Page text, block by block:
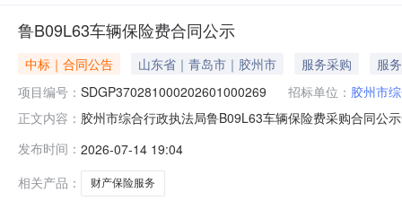
鲁B09L63车辆保险费合同公示
中标｜合同公告 山东省｜青岛市｜胶州市 服务采购
服务
项目编号： SDGP370281000202601000269 招标单位： 胶州市
正文内容： 胶州市综合行政执法局鲁B09L63车辆保险费采购合同公
方）：中路财产保险股份有限公司青岛分公司地址：山
发布时间： 2026-07-14 19:04
相关产品：
财产保险服务